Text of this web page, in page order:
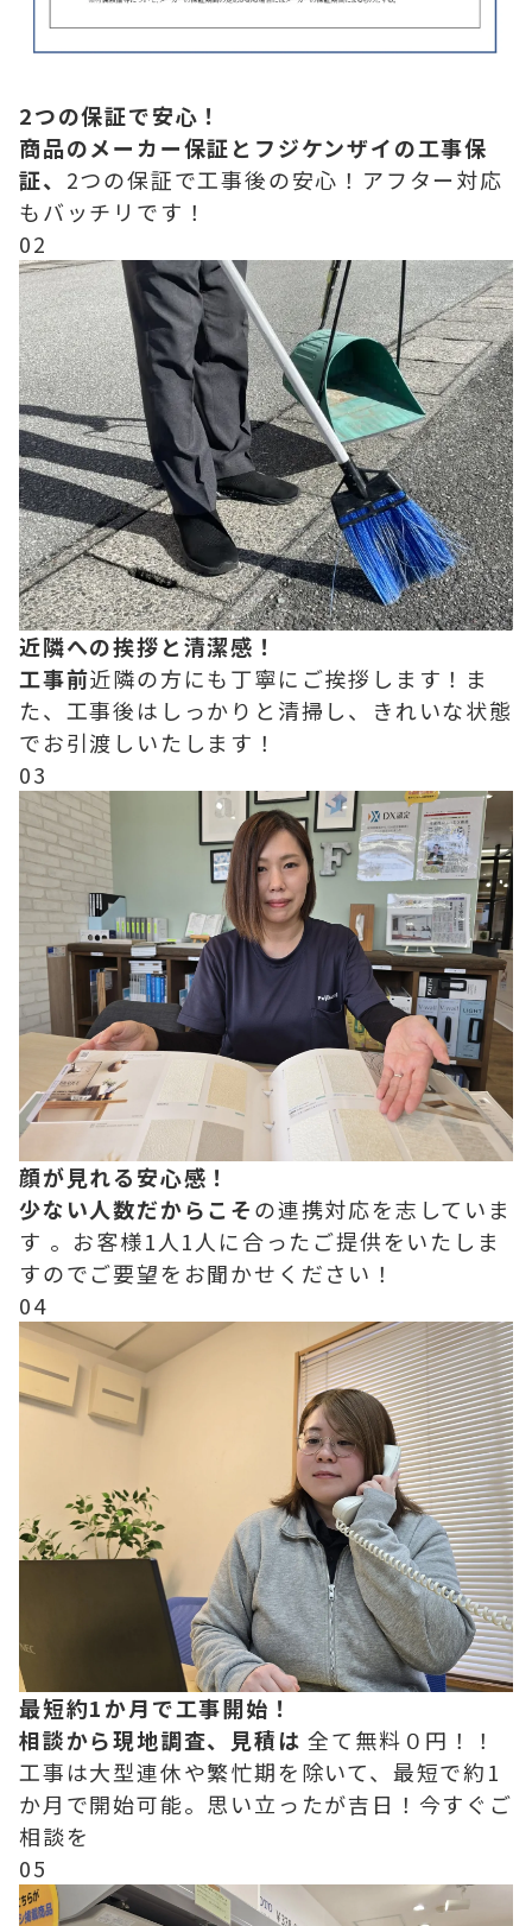
2つの保証で安心！
商品のメーカー保証とフジケンザイの工事保
証、 2つの保証で工事後の安心！アフター対応
もバッチリです！
02
近隣への挨拶と清潔感！
工事前近隣の方にも丁寧にご挨拶します！ま
た、工事後はしっかりと清掃し、きれいな状態
でお引渡しいたします！
03
顔が見れる安心感！
少ない人数だからこその連携対応を志していま
す 。お客様1人1人に合ったご提供をいたしま
すのでご要望をお聞かせください！
04
最短約1か月で工事開始！
相談から現地調査、見積は全て無料０円！！
工事は大型連休や繁忙期を除いて、最短で約1
か月で開始可能。思い立ったが吉日！今すぐご
相談を
05